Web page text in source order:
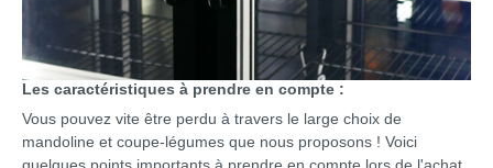
Les caractéristiques à prendre en compte :
Vous pouvez vite être perdu à travers le large choix de
mandoline et coupe-légumes que nous proposons ! Voici